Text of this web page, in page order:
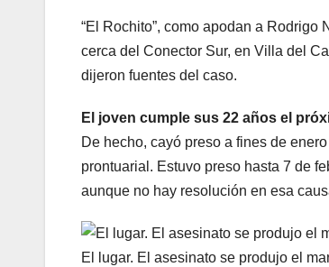
“El Rochito”, como apodan a
cerca del Conector Sur, en Villa del
dijeron fuentes del caso.
El joven cumple sus 22 años el
De hecho, cayó preso a fines de
prontuarial. Estuvo preso hasta 7 de
aunque no hay resolución en esa
El lugar. El asesinato se produjo el